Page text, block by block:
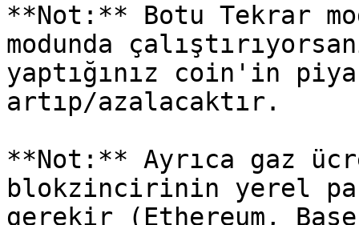
**Not:** Botu Tekrar
modunda
yaptığınız coin'in
artıp/azalacaktır.
**Not:** Ayrıca gaz
blokzincirinin yerel
gerekir (Ethereum,